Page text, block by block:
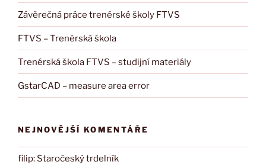
Závěrečná práce trenérské školy FTVS
FTVS – Trenérská škola
Trenérská škola FTVS – studijní materiály
GstarCAD – measure area error
NEJNOVĚJŠÍ KOMENTÁŘE
filip: Staročeský trdelník